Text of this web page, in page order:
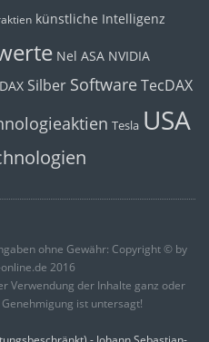
künstliche Intelligenz
Nel ASA NVIDIA
Silber SoftwareTecDAX
Tesla USA
ohne Gewähr: Copyright © by
2016
Verwendung der Inhalte ganz oder
ist untersagt!